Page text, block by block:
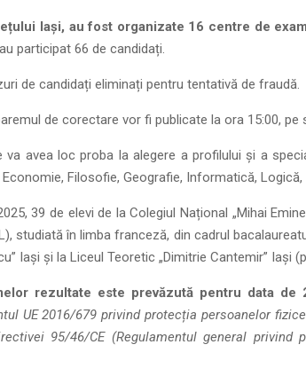
Iași, au fost organizate 16 centre de
participat 66 de candidați.
de candidați eliminați pentru tentativă de fraudă.
de corectare vor fi publicate la ora 15:00,
va avea loc proba la alegere a profilului și a
Economie, Filosofie, Geografie, Informatică,
39 de elevi de la Colegiul Național „Mihai
studiată în limba franceză, din cadrul
Iași și la Liceul Teoretic „Dimitrie Cantemir” Iași
rezultate este prevăzută pentru data de
UE 2016/679 privind protecția persoanelor
95/46/CE (Regulamentul general privind